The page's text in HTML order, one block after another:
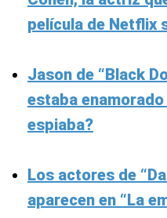
película de Netflix
Jason de “Black
estaba
espiaba?
Los actores de
aparecen en “La